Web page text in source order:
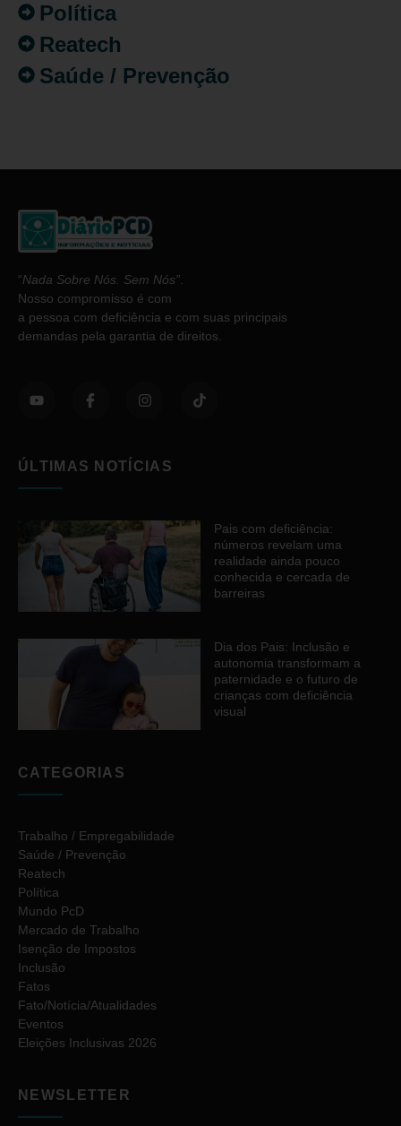
Política
Reatech
Saúde / Prevenção
“Nada Sobre Nós. Sem Nós”
Nosso compromisso é com
a pessoa com deficiência e com suas principais
demandas pela garantia de direitos.
ÚLTIMAS NOTÍCIAS
Pais com deficiência:
números revelam uma
realidade ainda pouco
conhecida e cercada de
barreiras
Dia dos Pais: Inclusão e
autonomia transformam a
paternidade e o futuro de
crianças com deficiência
visual
CATEGORIAS
Trabalho / Empregabilidade
Saúde / Prevenção
Reatech
Política
Mundo PcD
Mercado de Trabalho
Isenção de Impostos
Inclusão
Fatos
Fato/Notícia/Atualidades
Eventos
Eleições Inclusivas 2026
NEWSLETTER